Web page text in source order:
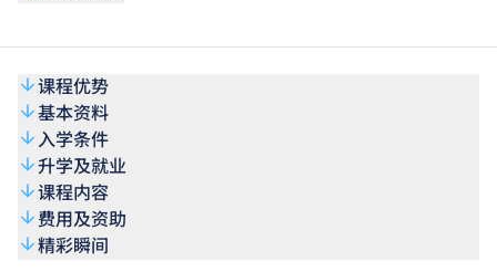
课程优势
基本资料
入学条件
升学及就业
课程内容
费用及资助
精彩瞬间